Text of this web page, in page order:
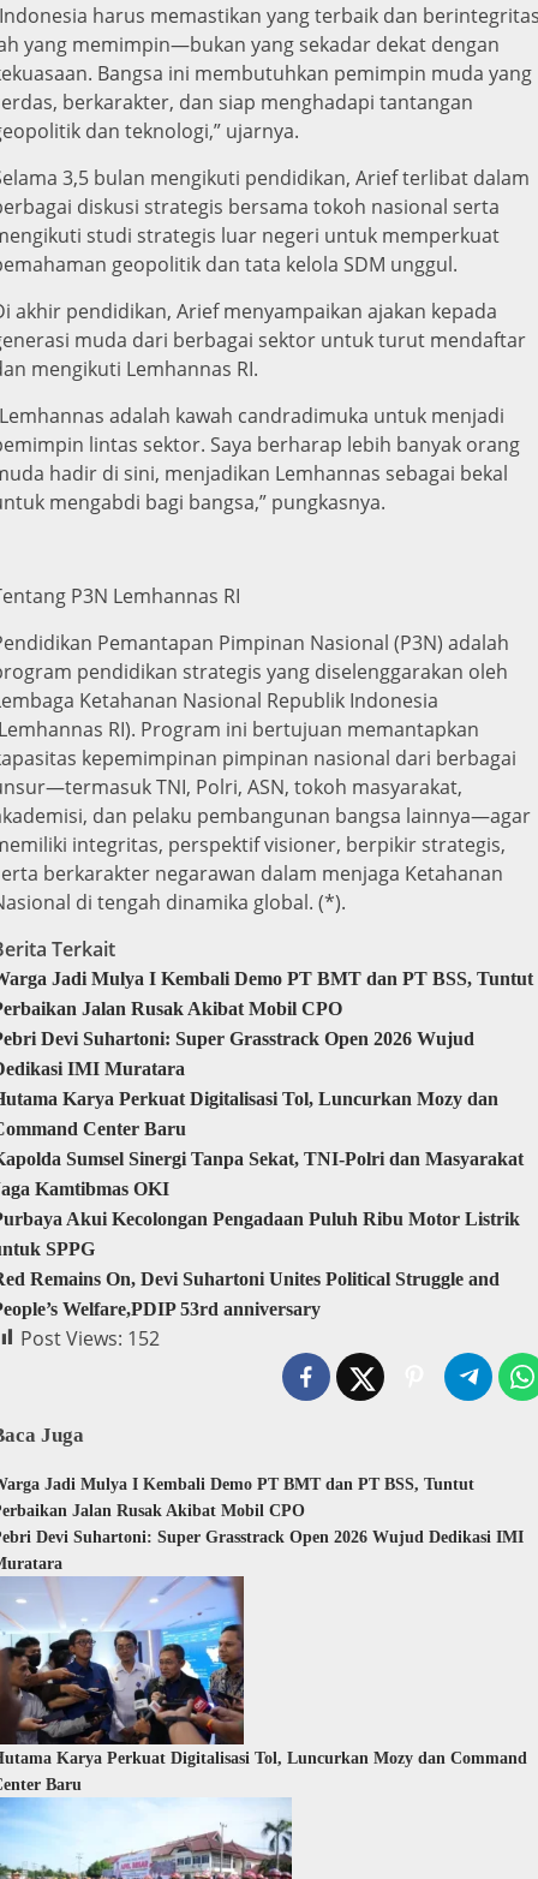
harus memastikan yang terbaik dan
yang memimpin—bukan yang sekadar dekat dengan
Bangsa ini membutuhkan pemimpin muda yang
berkarakter, dan siap menghadapi tantangan
dan teknologi,” ujarnya.
3,5 bulan mengikuti pendidikan, Arief terlibat dalam
diskusi strategis bersama tokoh nasional serta
studi strategis luar negeri untuk memperkuat
geopolitik dan tata kelola SDM unggul.
akhir pendidikan, Arief menyampaikan ajakan kepada
muda dari berbagai sektor untuk turut mendaftar
mengikuti Lemhannas RI.
adalah kawah candradimuka untuk menjadi
lintas sektor. Saya berharap lebih banyak orang
hadir di sini, menjadikan Lemhannas sebagai bekal
mengabdi bagi bangsa,” pungkasnya.
P3N Lemhannas RI
Pemantapan Pimpinan Nasional (P3N) adalah
pendidikan strategis yang diselenggarakan oleh
Ketahanan Nasional Republik Indonesia
RI). Program ini bertujuan memantapkan
kepemimpinan pimpinan nasional dari berbagai
TNI, Polri, ASN, tokoh masyarakat,
dan pelaku pembangunan bangsa lainnya—agar
integritas, perspektif visioner, berpikir strategis,
berkarakter negarawan dalam menjaga Ketahanan
di tengah dinamika global. (*).
Terkait
Jadi Mulya I Kembali Demo PT BMT dan PT BSS, Tuntut
Jalan Rusak Akibat Mobil CPO
Devi Suhartoni: Super Grasstrack Open 2026 Wujud
IMI Muratara
Karya Perkuat Digitalisasi Tol, Luncurkan Mozy dan
Center Baru
Sumsel Sinergi Tanpa Sekat, TNI-Polri dan Masyarakat
Kamtibmas OKI
Akui Kecolongan Pengadaan Puluh Ribu Motor Listrik
SPPG
Remains On, Devi Suhartoni Unites Political Struggle and
Welfare,PDIP 53rd anniversary
Post Views: 152
Juga
Jadi Mulya I Kembali Demo PT BMT dan PT BSS, Tuntut
Jalan Rusak Akibat Mobil CPO
Devi Suhartoni: Super Grasstrack Open 2026 Wujud Dedikasi IMI
Karya Perkuat Digitalisasi Tol, Luncurkan Mozy dan Command
Baru